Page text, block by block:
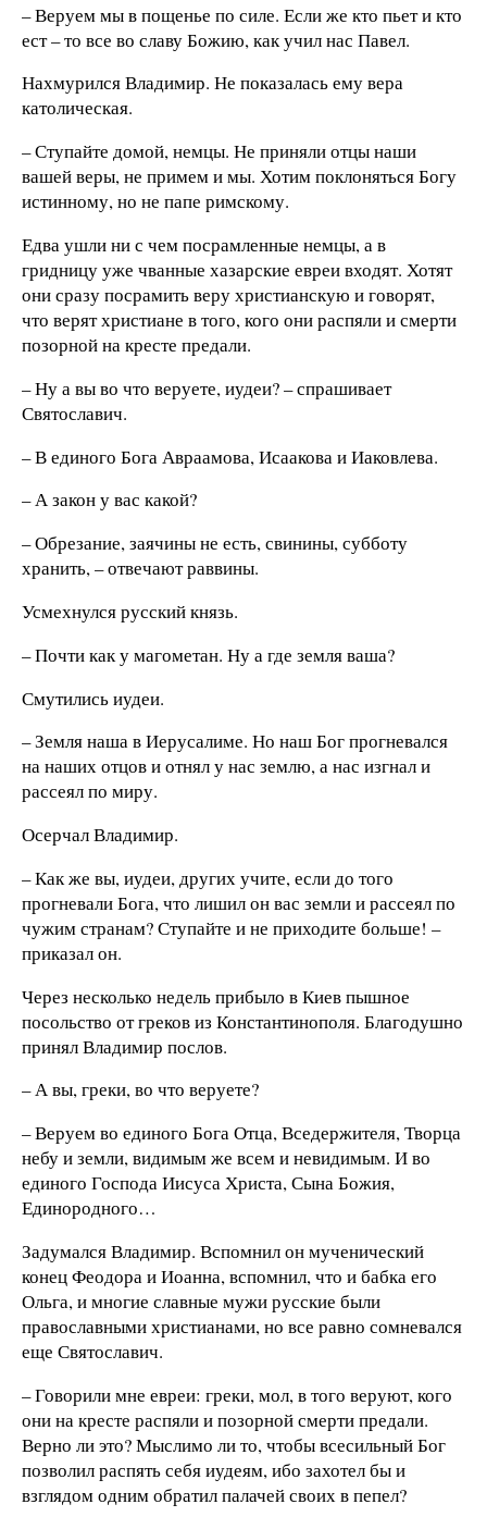
– Веруем мы в пощенье по силе. Если же кто пьет и кто
ест – то все во славу Божию, как учил нас Павел.
Нахмурился Владимир. Не показалась ему вера
католическая.
– Ступайте домой, немцы. Не приняли отцы наши
вашей веры, не примем и мы. Хотим поклоняться Богу
истинному, но не папе римскому.
Едва ушли ни с чем посрамленные немцы, а в
гридницу уже чванные хазарские евреи входят. Хотят
они сразу посрамить веру христианскую и говорят,
что верят христиане в того, кого они распяли и смерти
позорной на кресте предали.
– Ну а вы во что веруете, иудеи? – спрашивает
Святославич.
– В единого Бога Авраамова, Исаакова и Иаковлева.
– А закон у вас какой?
– Обрезание, заячины не есть, свинины, субботу
хранить, – отвечают раввины.
Усмехнулся русский князь.
– Почти как у магометан. Ну а где земля ваша?
Смутились иудеи.
– Земля наша в Иерусалиме. Но наш Бог прогневался
на наших отцов и отнял у нас землю, а нас изгнал и
рассеял по миру.
Осерчал Владимир.
– Как же вы, иудеи, других учите, если до того
прогневали Бога, что лишил он вас земли и рассеял по
чужим странам? Ступайте и не приходите больше! –
приказал он.
Через несколько недель прибыло в Киев пышное
посольство от греков из Константинополя. Благодушно
принял Владимир послов.
– А вы, греки, во что веруете?
– Веруем во единого Бога Отца, Вседержителя, Творца
небу и земли, видимым же всем и невидимым. И во
единого Господа Иисуса Христа, Сына Божия,
Единородного…
Задумался Владимир. Вспомнил он мученический
конец Феодора и Иоанна, вспомнил, что и бабка его
Ольга, и многие славные мужи русские были
православными христианами, но все равно сомневался
еще Святославич.
– Говорили мне евреи: греки, мол, в того веруют, кого
они на кресте распяли и позорной смерти предали.
Верно ли это? Мыслимо ли то, чтобы всесильный Бог
позволил распять себя иудеям, ибо захотел бы и
взглядом одним обратил палачей своих в пепел?